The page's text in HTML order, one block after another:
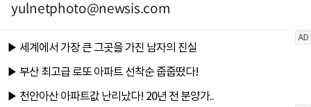
yulnetphoto@newsis.com